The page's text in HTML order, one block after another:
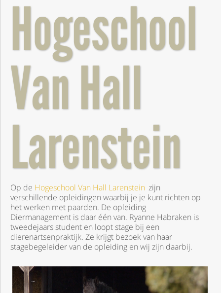
Hogeschool
Van Hall
Larenstein
Op de Hogeschool Van Hall Larenstein zijn
verschillende opleidingen waarbij je je kunt richten op
het werken met paarden. De opleiding
Diermanagement is daar één van. Ryanne Habraken is
tweedejaars student en loopt stage bij een
dierenartsenpraktijk. Ze krijgt bezoek van haar
stagebegeleider van de opleiding en wij zijn daarbij.